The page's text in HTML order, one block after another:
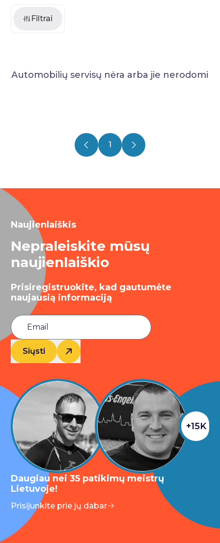
Filtrai
Automobilių servisų nėra arba jie nerodomi
1
Naujienlaiškis
Nepraleiskite mūsų
naujienlaiškio
Prisiregistruokite, kad gautumėte
naujausią informaciją
Siųsti
+15K
Daugiau nei 35 patikimų meistrų
Lietuvoje!
Prisijunkite prie jų dabar